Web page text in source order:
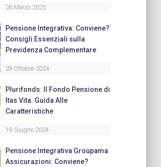
26 Marzo 2025
Pensione Integrativa: Conviene?
Consigli Essenziali sulla
Previdenza Complementare
29 Ottobre 2024
Plurifonds: Il Fondo Pensione di
Itas Vita. Guida Alle
Caratteristiche
19 Giugno 2024
Pensione Integrativa Groupama
Assicurazioni: Conviene?